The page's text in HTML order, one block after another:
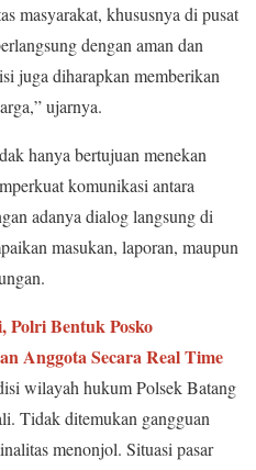
masyarakat, khususnya di pusat
dengan aman dan
juga diharapkan memberikan
ujarnya.
hanya bertujuan menekan
komunikasi antara
adanya dialog langsung di
masukan, laporan, maupun
Polri Bentuk Posko
Anggota Secara Real Time
wilayah hukum Polsek Batang
Tidak ditemukan gangguan
menonjol. Situasi pasar